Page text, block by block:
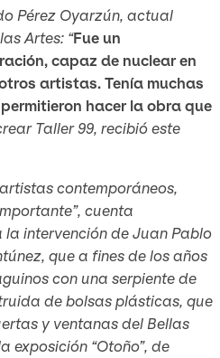
Pérez Oyarzún, actual
Artes: “Fue un
capaz de nuclear en
artistas. Tenía muchas
hacer la obra que
Taller 99, recibió este
contemporáneos,
cuenta
intervención de Juan Pablo
que a fines de los años
con una serpiente de
de bolsas plásticas, que
y ventanas del Bellas
exposición “Otoño”, de